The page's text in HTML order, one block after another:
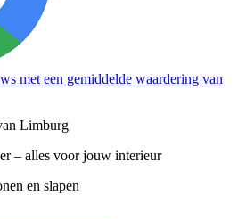
met een gemiddelde waardering van
Limburg
– alles voor jouw interieur
en slapen